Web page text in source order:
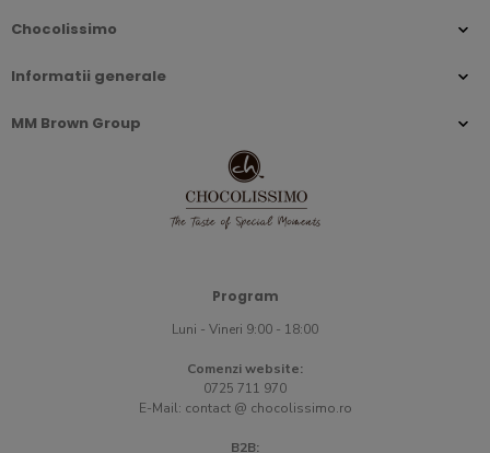
Chocolissimo
Informatii generale
MM Brown Group
Program
Luni - Vineri 9:00 - 18:00
Comenzi website:
0725 711 970
E-Mail: contact @ chocolissimo.ro
B2B: